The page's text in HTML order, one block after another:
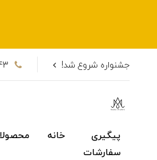
جشنواره شروع شد!
پیگیری
سفارشات
خانه